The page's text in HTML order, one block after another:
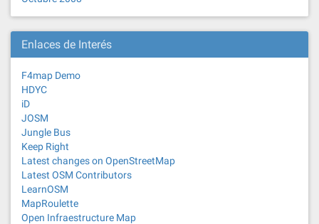
Enlaces de Interés
F4map Demo
HDYC
iD
JOSM
Jungle Bus
Keep Right
Latest changes on OpenStreetMap
Latest OSM Contributors
LearnOSM
MapRoulette
Open Infraestructure Map